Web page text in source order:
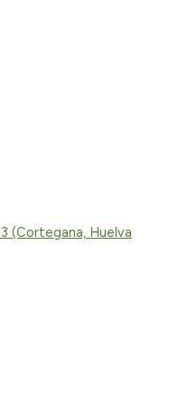
(Cortegana, Huelva